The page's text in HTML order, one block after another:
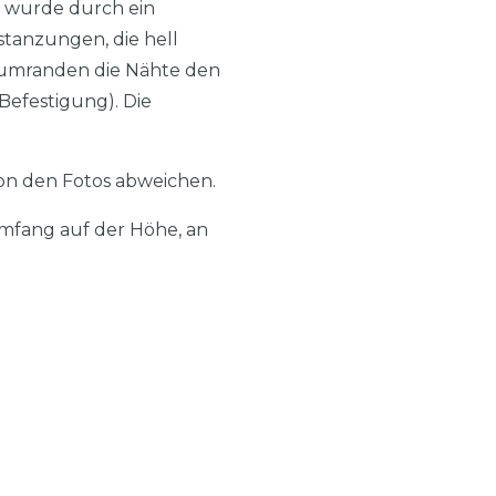
wurde durch ein
die hell
die Nähte den
Die
den Fotos abweichen.
auf der Höhe, an